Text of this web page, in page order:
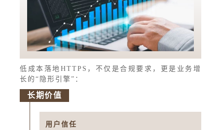
低成本落地HTTPS，不仅是合规要求，更是业务增
长的“隐形引擎”：
长期价值
用户信任